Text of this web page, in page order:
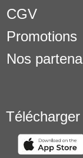
CGV
Promotions
Nos